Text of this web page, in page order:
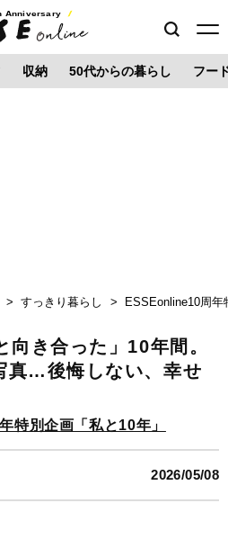
Anniversary
収納 50代からの暮らし フー
すっきり暮らし ESSEonline10周
き合った」10年間。
真…後悔しない、幸せ
特別企画「私と10年」
2026/05/08